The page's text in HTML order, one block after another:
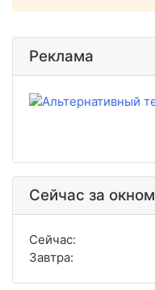
Реклама
Сейчас за окном
Сейчас:
Завтра: